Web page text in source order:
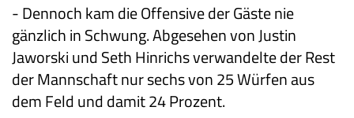
-Dennoch kam die Offensive der Gäste nie
gänzlich in Schwung. Abgesehen von Justin
Jaworski und Seth Hinrichs verwandelte der Rest
der Mannschaft nur sechs von 25 Würfen aus
dem Feld und damit 24 Prozent.